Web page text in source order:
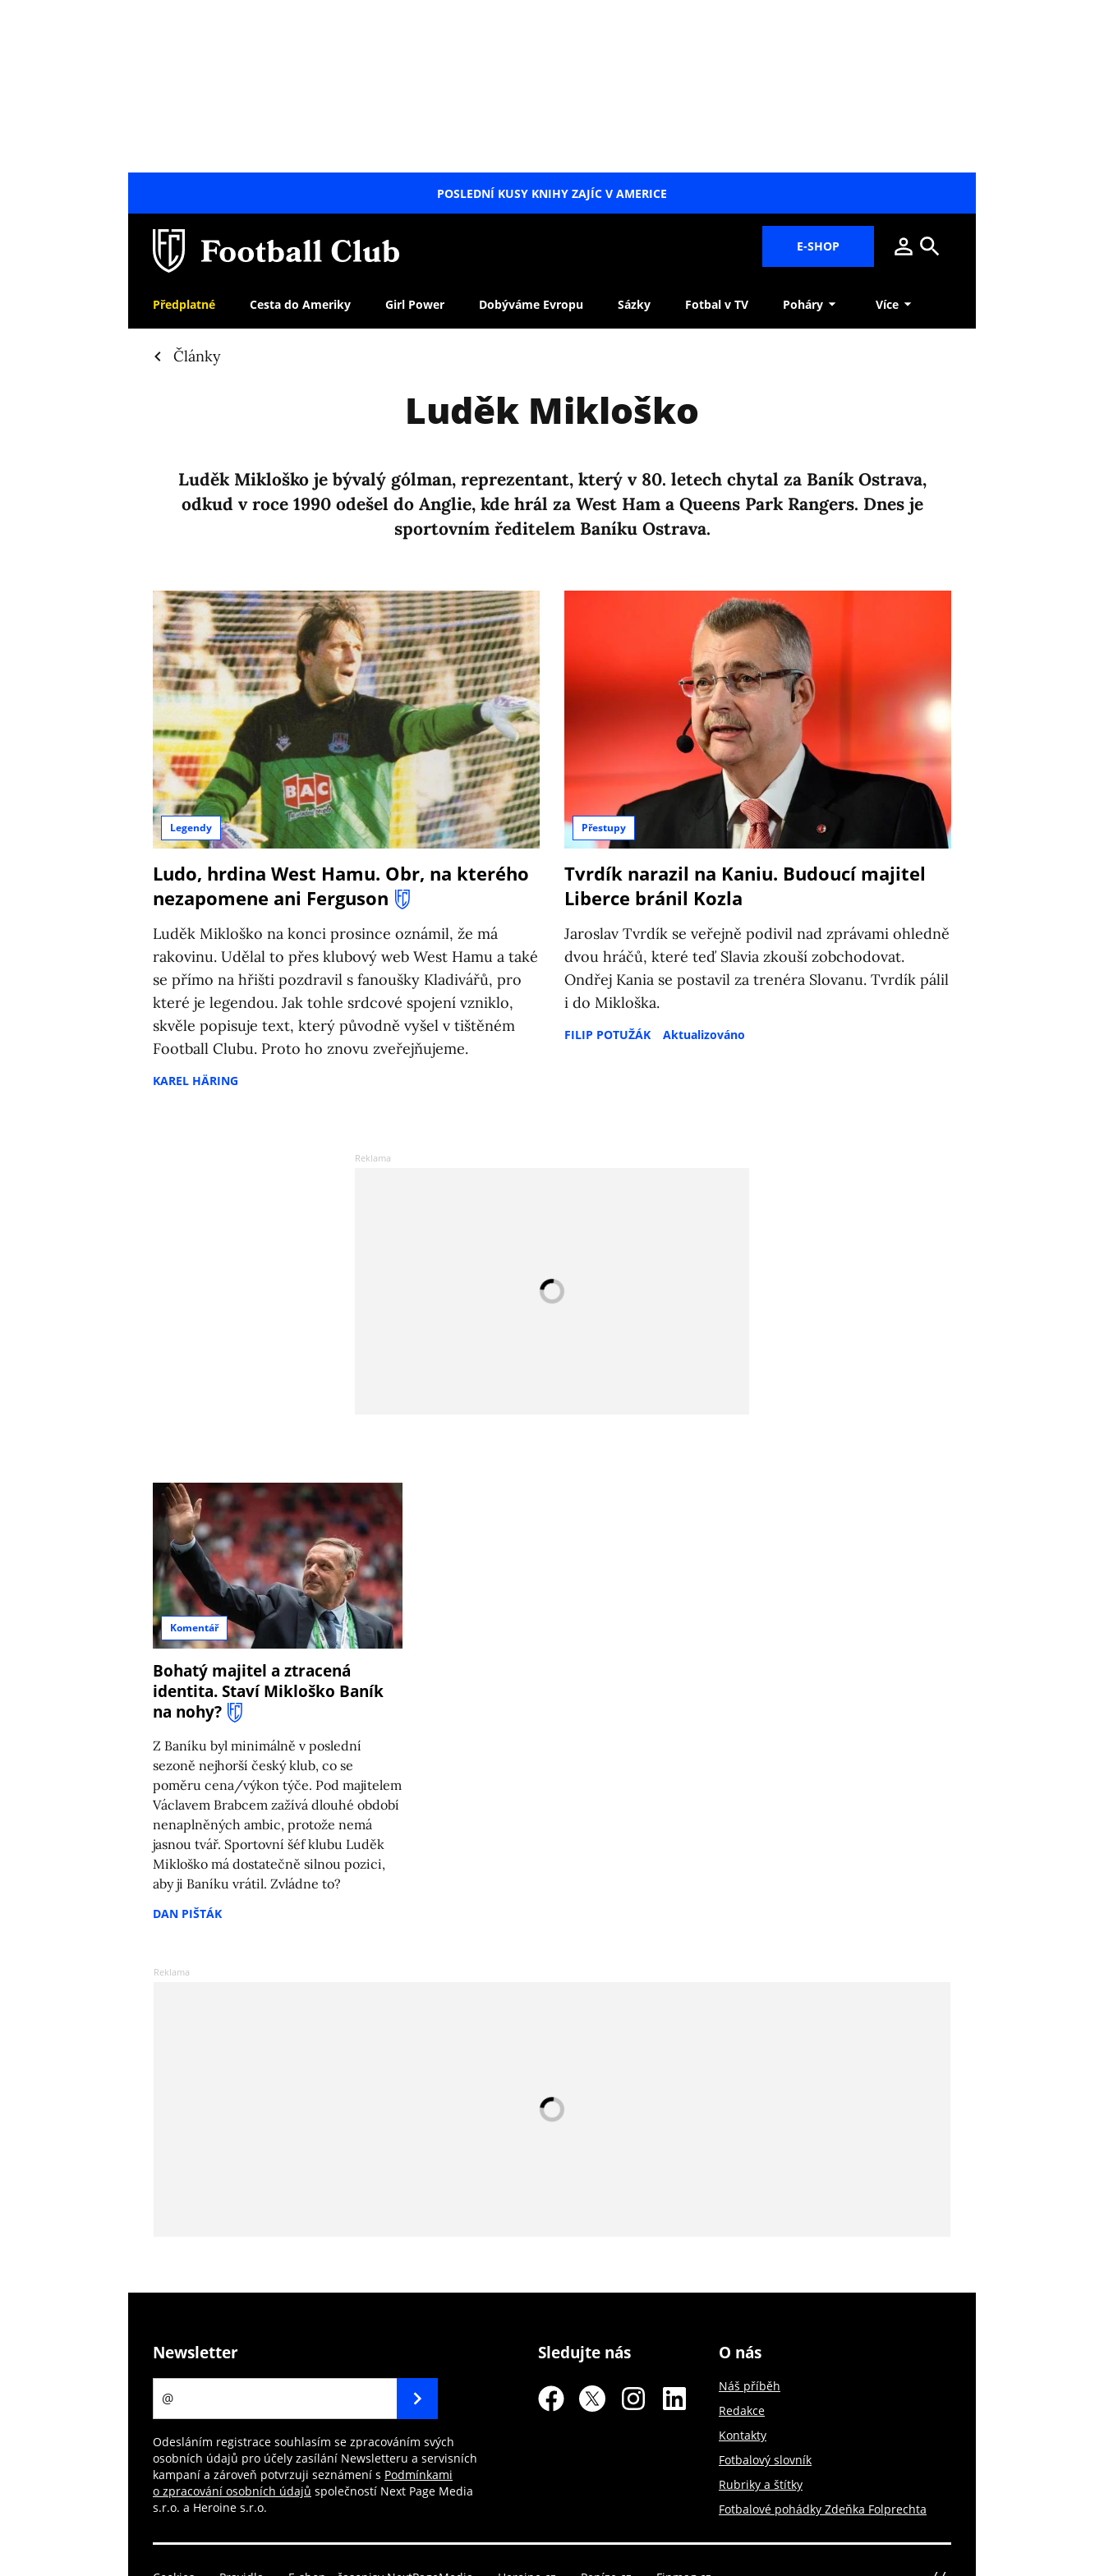
POSLEDNÍ KUSY KNIHY ZAJÍC V AMERICE
E-SHOP
Předplatné Cesta do Ameriky Girl Power Dobýváme Evropu Sázky Fotbal v TV Poháry Více
Články
Luděk Mikloško
Luděk Mikloško je bývalý gólman, reprezentant, který v 80. letech chytal za Baník Ostrava,
odkud v roce 1990 odešel do Anglie, kde hrál za West Ham a Queens Park Rangers. Dnes je
sportovním ředitelem Baníku Ostrava.
Legendy
Ludo, hrdina West Hamu. Obr, na kterého
nezapomene ani Ferguson
Luděk Mikloško na konci prosince oznámil, že má
rakovinu. Udělal to přes klubový web West Hamu a také
se přímo na hřišti pozdravil s fanoušky Kladivářů, pro
které je legendou. Jak tohle srdcové spojení vzniklo,
skvěle popisuje text, který původně vyšel v tištěném
Football Clubu. Proto ho znovu zveřejňujeme.
KAREL HÄRING
Přestupy
Tvrdík narazil na Kaniu. Budoucí majitel
Liberce bránil Kozla
Jaroslav Tvrdík se veřejně podivil nad zprávami ohledně
dvou hráčů, které teď Slavia zkouší zobchodovat.
Ondřej Kania se postavil za trenéra Slovanu. Tvrdík pálil
i do Mikloška.
FILIP POTUŽÁK Aktualizováno
Komentář
Bohatý majitel a ztracená
identita. Staví Mikloško Baník
na nohy?
Z Baníku byl minimálně v poslední
sezoně nejhorší český klub, co se
poměru cena/výkon týče. Pod majitelem
Václavem Brabcem zažívá dlouhé období
nenaplněných ambic, protože nemá
jasnou tvář. Sportovní šéf klubu Luděk
Mikloško má dostatečně silnou pozici,
aby ji Baníku vrátil. Zvládne to?
DAN PIŠTÁK
Newsletter
Odesláním registrace souhlasím se zpracováním svých
osobních údajů pro účely zasílání Newsletteru a servisních
kampaní a zároveň potvrzuji seznámení s Podmínkami
o zpracování osobních údajů společností Next Page Media
s.r.o. a Heroine s.r.o.
Sledujte nás O nás
Náš příběh
Redakce
Kontakty
Fotbalový slovník
Rubriky a štítky
Fotbalové pohádky Zdeňka Folprechta